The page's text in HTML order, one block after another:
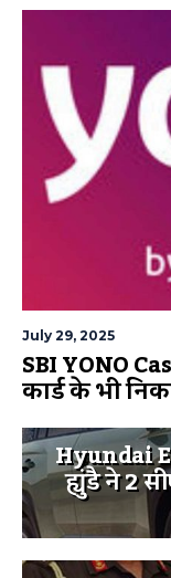
July 29, 2025
SBI YONO
कार्ड के भी
Hyundai
ह्युंडै ने 2